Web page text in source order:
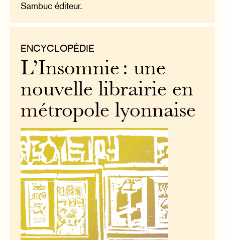
Sambuc éditeur.
ENCYCLOPÉDIE
L’Insomnie : une
nouvelle librairie en
métropole lyonnaise